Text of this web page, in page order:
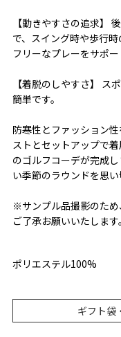
【動きやすさの追求】
で、スイング時や歩行
フリーなプレーをサポー
【着脱のしやすさ】 ス
簡単です。
防寒性とファッション
ストとセットアップで
のゴルフコーデが完成
い季節のラウンドを思い
※サンプル品撮影のため
ご了承お願いいたします。
ポリエステル100%
ギフト袋